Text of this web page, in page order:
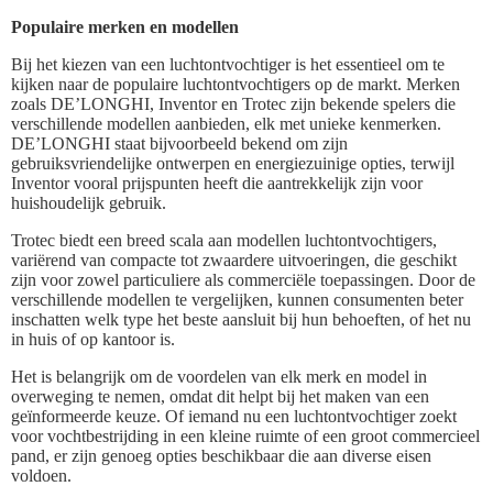
Populaire merken en modellen
Bij het kiezen van een luchtontvochtiger is het essentieel om te
kijken naar de populaire luchtontvochtigers op de markt. Merken
zoals DE’LONGHI, Inventor en Trotec zijn bekende spelers die
verschillende modellen aanbieden, elk met unieke kenmerken.
DE’LONGHI staat bijvoorbeeld bekend om zijn
gebruiksvriendelijke ontwerpen en energiezuinige opties, terwijl
Inventor vooral prijspunten heeft die aantrekkelijk zijn voor
huishoudelijk gebruik.
Trotec biedt een breed scala aan modellen luchtontvochtigers,
variërend van compacte tot zwaardere uitvoeringen, die geschikt
zijn voor zowel particuliere als commerciële toepassingen. Door de
verschillende modellen te vergelijken, kunnen consumenten beter
inschatten welk type het beste aansluit bij hun behoeften, of het nu
in huis of op kantoor is.
Het is belangrijk om de voordelen van elk merk en model in
overweging te nemen, omdat dit helpt bij het maken van een
geïnformeerde keuze. Of iemand nu een luchtontvochtiger zoekt
voor vochtbestrijding in een kleine ruimte of een groot commercieel
pand, er zijn genoeg opties beschikbaar die aan diverse eisen
voldoen.